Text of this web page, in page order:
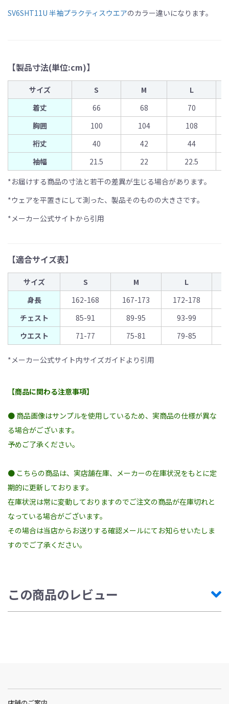
SV6SHT11U 半袖プラクティスウエアのカラー違いになります。
【製品寸法(単位:cm)】
サイズ S M
L
着丈
66 68
70
胸囲
100 104
108
裄丈
40 42
44
袖幅
21.5 22
22.5
*お届けする商品の寸法と若干の差異が生じる場合があります。
*ウェアを平置きにして測った、製品そのものの大きさです。
*メーカー公式サイトから引用
【適合サイズ表】
サイズ S M
L
身長
162-168 167-173 172-178
チェスト
85-91 89-95 93-99
ウエスト
71-77 75-81 79-85
*メーカー公式サイト内サイズガイドより引用
【商品に関わる注意事項】
● 商品画像はサンプルを使用しているため、実商品の仕様が異な
る場合がございます。
予めご了承ください。
● こちらの商品は、実店舗在庫、メーカーの在庫状況をもとに定
期的に更新しております。
在庫状況は常に変動しておりますのでご注文の商品が在庫切れと
なっている場合がございます。
その場合は当店からお送りする確認メールにてお知らせいたしま
すのでご了承ください。
この商品のレビュー